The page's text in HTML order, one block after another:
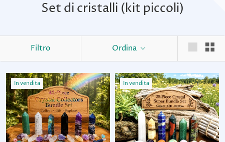
Set di cristalli (kit piccoli)
Filtro Ordina
In vendita In vendita